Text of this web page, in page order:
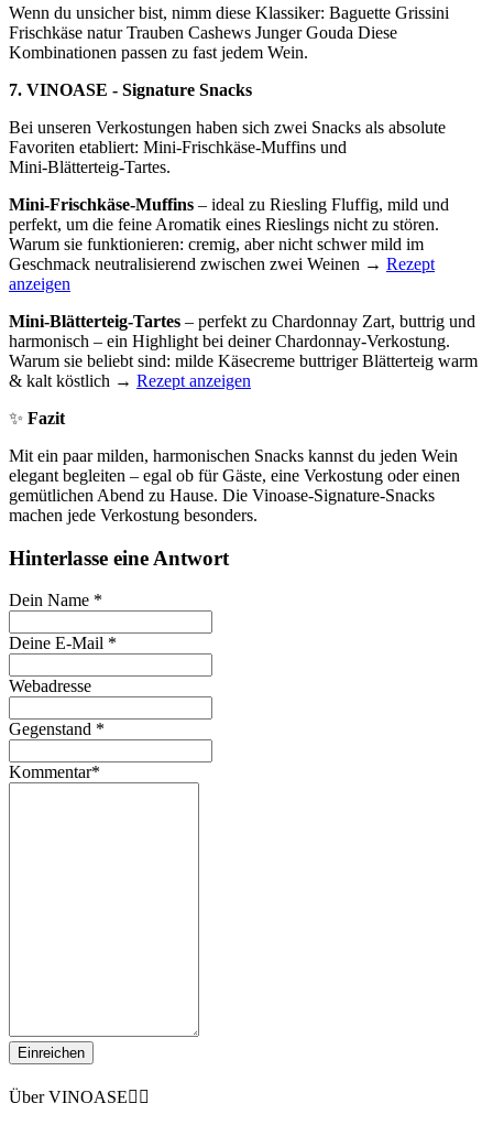
Wenn du unsicher bist, nimm diese Klassiker: Baguette Grissini
Frischkäse natur Trauben Cashews Junger Gouda Diese
Kombinationen passen zu fast jedem Wein.
7. VINOASE - Signature Snacks
Bei unseren Verkostungen haben sich zwei Snacks als absolute
Favoriten etabliert: Mini‑Frischkäse‑Muffins und
Mini‑Blätterteig‑Tartes.
Mini‑Frischkäse‑Muffins – ideal zu Riesling Fluffig, mild und
perfekt, um die feine Aromatik eines Rieslings nicht zu stören.
Warum sie funktionieren: cremig, aber nicht schwer mild im
Geschmack neutralisierend zwischen zwei Weinen → Rezept
anzeigen
Mini‑Blätterteig‑Tartes – perfekt zu Chardonnay Zart, buttrig und
harmonisch – ein Highlight bei deiner Chardonnay‑Verkostung.
Warum sie beliebt sind: milde Käsecreme buttriger Blätterteig warm
& kalt köstlich → Rezept anzeigen
✨ Fazit
Mit ein paar milden, harmonischen Snacks kannst du jeden Wein
elegant begleiten – egal ob für Gäste, eine Verkostung oder einen
gemütlichen Abend zu Hause. Die Vinoase‑Signature‑Snacks
machen jede Verkostung besonders.
Hinterlasse eine Antwort
Dein Name *
Deine E-Mail *
Webadresse
Gegenstand *
Kommentar*
Einreichen
Über VINOASE 